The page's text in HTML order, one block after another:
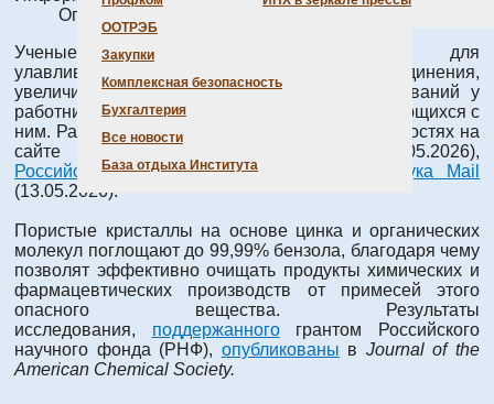
ООТРЭБ
Закупки
Комплексная безопасность
Бухгалтерия
Все новости
База отдыха Института
Опубликовано: 14 мая 2026
Ученые создали материал-поглотитель для
улавливания бензола — токсичного соединения,
увеличивающего риск онкологических заболеваний у
работников химических производств, сталкивающихся с
ним. Разработка сотрудников Института - в новостях на
сайте
(13.05.2026),
Российской академии наук(13.05.2026),
Наука Mail
(13.05.2026).
Пористые кристаллы на основе цинка и органических
молекул поглощают до 99,99% бензола, благодаря чему
позволят эффективно очищать продукты химических и
фармацевтических производств от примесей этого
опасного вещества. Результаты
исследования, поддержанногогрантом Российского
научного фонда (РНФ), опубликованы в Journal of the
American Chemical Society.